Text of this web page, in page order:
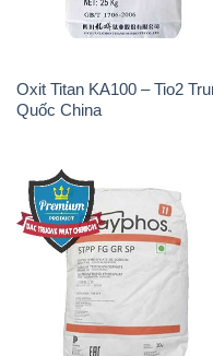
Oxit Titan KA100 – Tio2
Quốc China